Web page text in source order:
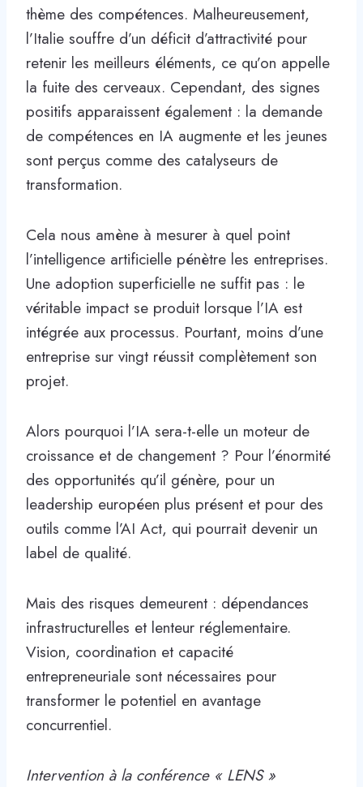
thème des compétences. Malheureusement,
l’Italie souffre d’un déficit d’attractivité pour
retenir les meilleurs éléments, ce qu’on appelle
la fuite des cerveaux. Cependant, des signes
positifs apparaissent également : la demande
de compétences en IA augmente et les jeunes
sont perçus comme des catalyseurs de
transformation.
Cela nous amène à mesurer à quel point
l’intelligence artificielle pénètre les entreprises.
Une adoption superficielle ne suffit pas : le
véritable impact se produit lorsque l’IA est
intégrée aux processus. Pourtant, moins d’une
entreprise sur vingt réussit complètement son
projet.
Alors pourquoi l’IA sera-t-elle un moteur de
croissance et de changement ? Pour l’énormité
des opportunités qu’il génère, pour un
leadership européen plus présent et pour des
outils comme l’AI Act, qui pourrait devenir un
label de qualité.
Mais des risques demeurent : dépendances
infrastructurelles et lenteur réglementaire.
Vision, coordination et capacité
entrepreneuriale sont nécessaires pour
transformer le potentiel en avantage
concurrentiel.
Intervention à la conférence « LENS »